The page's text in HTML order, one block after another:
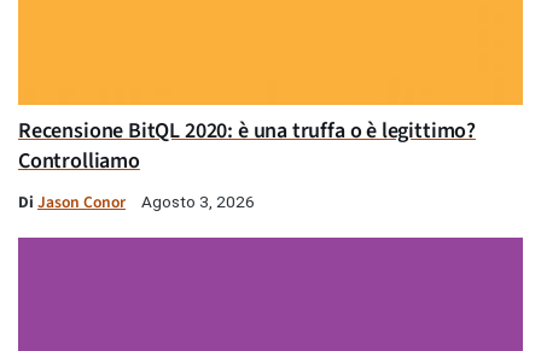
Recensione BitQL 2020: è una truffa o è legittimo?
Controlliamo
Di Jason Conor Agosto 3, 2026